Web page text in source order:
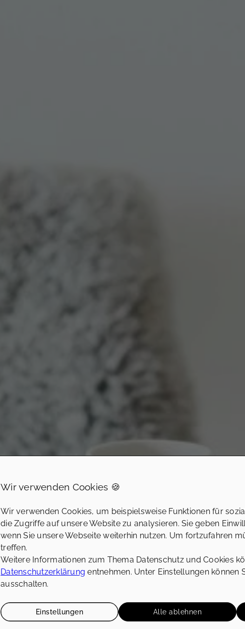
Wir verwenden Cookies 🍪
Wir verwenden Cookies, um beispielsweise Funktionen für
die Zugriffe auf unsere Website zu analysieren. Sie geben
wenn Sie unsere Webseite weiterhin nutzen. Um fortzufahren
treffen.
Weitere Informationen zum Thema Datenschutz und Cookies
Datenschutzerklärung entnehmen. Unter Einstellungen können
ausschalten.
Einstellungen Alle ablehnen